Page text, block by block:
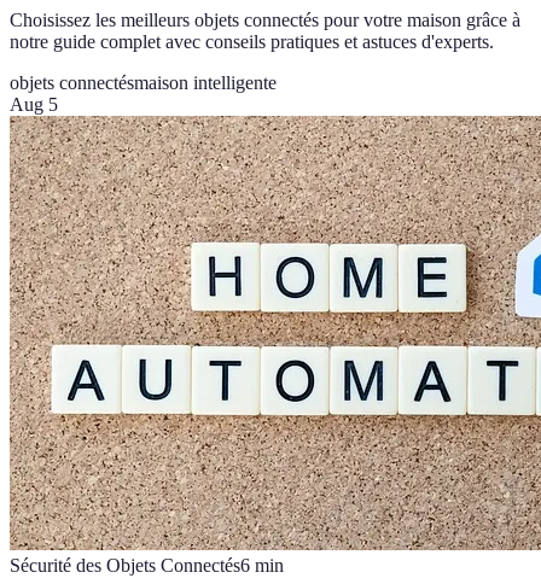
Choisissez les meilleurs objets connectés pour votre maison grâce à
notre guide complet avec conseils pratiques et astuces d'experts.
objets connectésmaison intelligente
Aug 5
Sécurité des Objets Connectés6 min